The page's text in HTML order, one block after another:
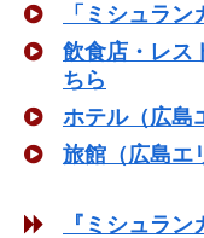
「ミシュラ
飲食店・レス
ちら
ホテル（広島
旅館（広島エ
『ミシュラ